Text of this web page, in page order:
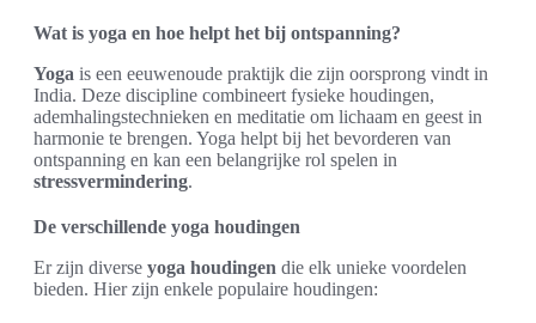
Wat is yoga en hoe helpt het bij ontspanning?
Yoga is een eeuwenoude praktijk die zijn oorsprong vindt in
India. Deze discipline combineert fysieke houdingen,
ademhalingstechnieken en meditatie om lichaam en geest in
harmonie te brengen. Yoga helpt bij het bevorderen van
ontspanning en kan een belangrijke rol spelen in
stressvermindering.
De verschillende yoga houdingen
Er zijn diverse yoga houdingen die elk unieke voordelen
bieden. Hier zijn enkele populaire houdingen: